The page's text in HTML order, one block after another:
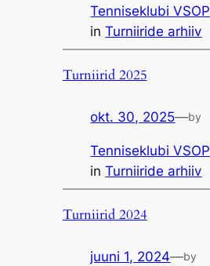
Tenniseklubi VSOP
inTurniiride arhiiv
Turniirid 2025
okt. 30, 2025—by
Tenniseklubi VSOP
inTurniiride arhiiv
Turniirid 2024
juuni 1, 2024—by